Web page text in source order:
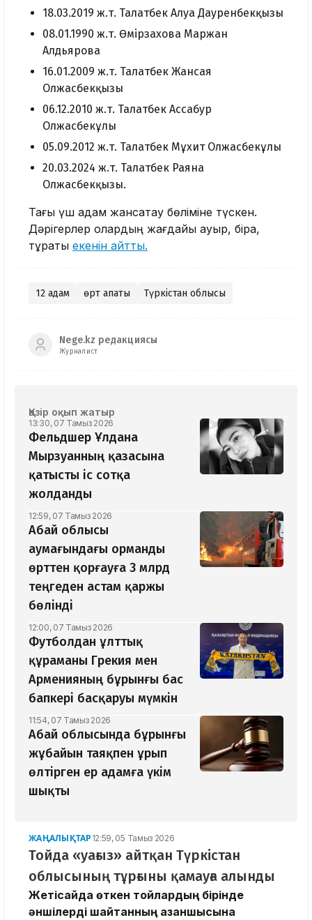
18.03.2019 ж.т. Талғатбек Алуа Дауренбекқызы
08.01.1990 ж.т. Өмірзахова Маржан
Алдьярова
16.01.2009 ж.т. Талғатбек Жансая
Олжасбекқызы
06.12.2010 ж.т. Талғатбек Ассабур
Олжасбекұлы
05.09.2012 ж.т. Талғатбек Мұхит Олжасбекұлы
20.03.2024 ж.т. Талғатбек Раяна
Олжасбекқызы.
Тағы үш адам жансақтау бөліміне түскен.
Дәрігерлер олардың жағдайы ауыр, бірақ,
тұрақты екенін айтты.
12 адам өрт апаты Түркістан облысы
Nege.kz редакциясы
Журналист
Қазір оқып жатыр
13:30, 07 Тамыз 2026
Фельдшер Ұлдана
Мырзуанның қазасына
қатысты іс сотқа
жолданды
12:59, 07 Тамыз 2026
Абай облысы
аумағындағы орманды
өрттен қорғауға 3 млрд
теңгеден астам қаржы
бөлінді
12:00, 07 Тамыз 2026
Футболдан ұлттық
құраманы Грекия мен
Арменияның бұрынғы бас
бапкері басқаруы мүмкін
11:54, 07 Тамыз 2026
Абай облысында бұрынғы
жұбайын таяқпен ұрып
өлтірген ер адамға үкім
шықты
ЖАҢАЛЫҚТАР 12:59, 05 Тамыз 2026
Тойда «уағыз» айтқан Түркістан
облысының тұрғыны қамауға алынды
Жетісайда өткен тойлардың бірінде
әншілерді шайтанның азаншысына